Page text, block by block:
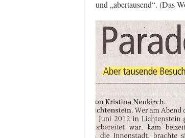
und „abertausend“. (Das